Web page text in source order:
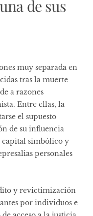
de sus
muy separada en
tras la muerte
a razones
Entre ellas, la
el supuesto
de su influencia
simbólico y
personales
y revictimización
por individuos e